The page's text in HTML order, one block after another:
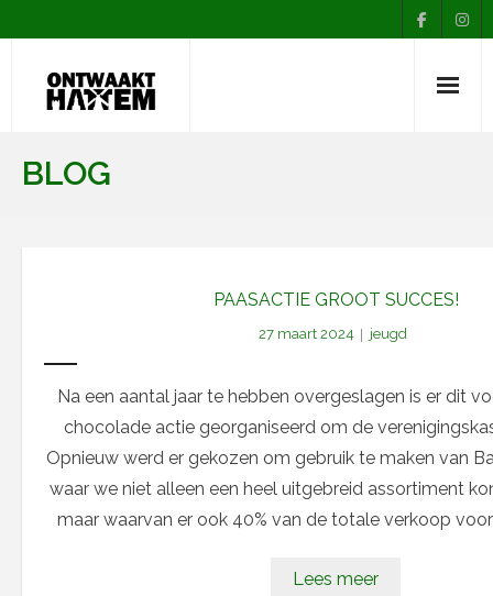
BLOG
PAASACTIE GROOT SUCCES!
27 maart 2024 jeugd
Na een aantal jaar te hebben overgeslagen is er dit
chocolade actie georganiseerd om de
Opnieuw werd er gekozen om gebruik te maken van
waar we niet alleen een heel uitgebreid assortiment
maar waarvan er ook 40% van de totale verkoop
Lees meer